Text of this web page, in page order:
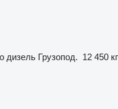
дизель Грузопод. 12 450 кг